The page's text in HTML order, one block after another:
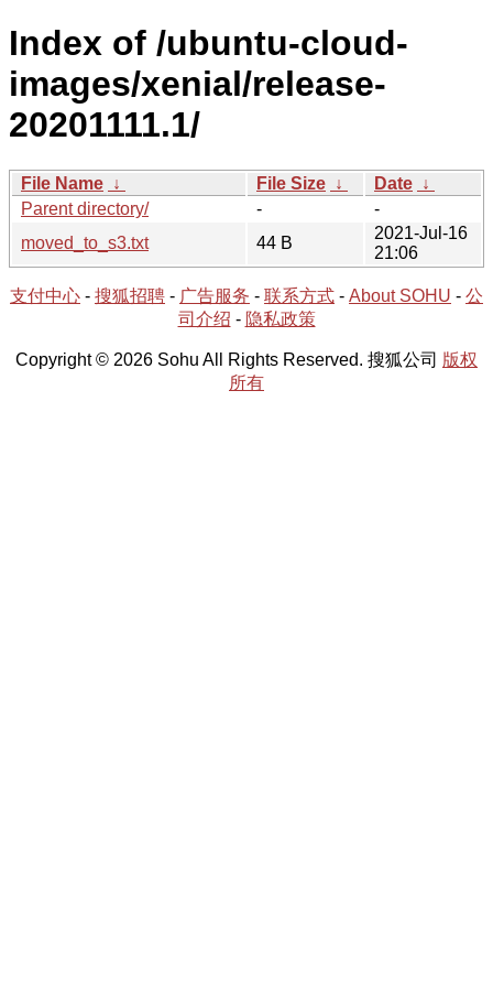
Index of /ubuntu-cloud-
images/xenial/release-
20201111.1/
File Name ↓ File Size ↓ Date ↓
Parent directory/
-
-
moved_to_s3.txt
44 B
2021-Jul-16
21:06
支付中心 - 搜狐招聘 - 广告服务 - 联系方式 - About SOHU - 公
司介绍 - 隐私政策
Copyright © 2026 Sohu All Rights Reserved. 搜狐公司 版权
所有